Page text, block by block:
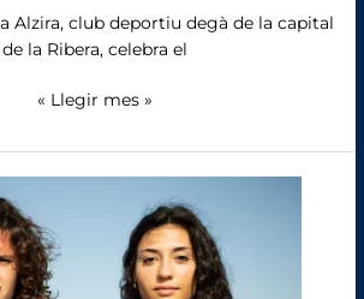
Alzira, club deportiu degà de la capital
de la Ribera, celebra el
« Llegir mes »
té
les